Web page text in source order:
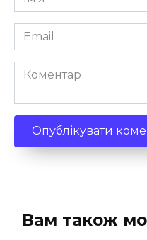
*
Email
*
Коментар
Вам також